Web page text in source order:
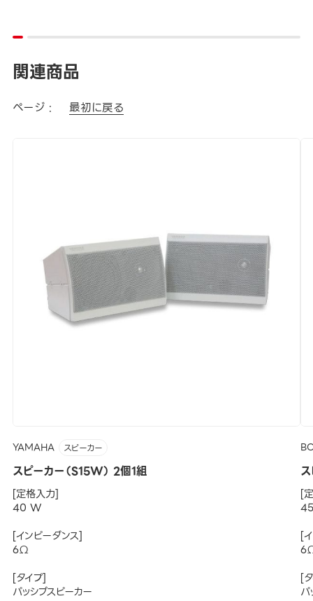
関連商品
ページ : 最初に戻る
YAMAHA スピーカー
スピーカー（S15W） 2個1組
[定格入力]
40 W
[インピーダンス]
6Ω
[タイプ]
パッシブスピーカー
[
[
[
パ